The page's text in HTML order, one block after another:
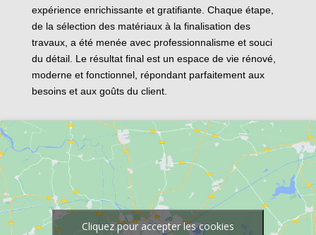
expérience enrichissante et gratifiante. Chaque étape,
de la sélection des matériaux à la finalisation des
travaux, a été menée avec professionnalisme et souci
du détail. Le résultat final est un espace de vie rénové,
moderne et fonctionnel, répondant parfaitement aux
besoins et aux goûts du client.
Cliquez pour accepter les cookies